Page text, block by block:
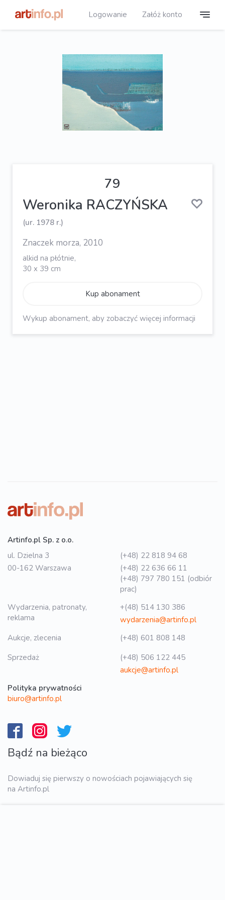
Logowanie Załóż konto
79
Weronika RACZYŃSKA
(ur. 1978 r.)
Znaczek morza, 2010
alkid na płótnie,
30 x 39 cm
Kup abonament
Wykup abonament, aby zobaczyć więcej informacji
Artinfo.pl Sp. z o.o.
ul. Dzielna 3
00-162 Warszawa
(+48) 22 818 94 68
(+48) 22 636 66 11
(+48) 797 780 151 (odbiór
prac)
Wydarzenia, patronaty,
reklama
+(48) 514 130 386
wydarzenia@artinfo.pl
Aukcje, zlecenia
(+48) 601 808 148
Sprzedaż
(+48) 506 122 445
aukcje@artinfo.pl
Polityka prywatności
biuro@artinfo.pl
Bądź na bieżąco
Dowiaduj się pierwszy o nowościach pojawiających się
na Artinfo.pl